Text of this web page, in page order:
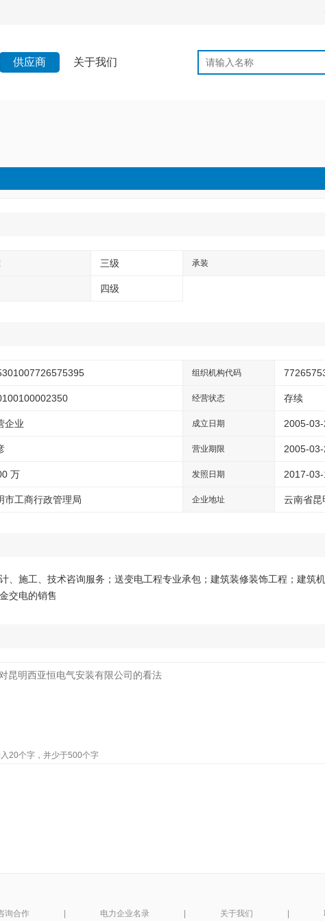
供应商 关于我们
三级 承装
四级
组织机构代码
经营状态 存续
企业 成立日期 2005-03-
营业期限 2005-
万 发照日期 2017-03-
市工商行政管理局 企业地址
、施工、技术咨询服务；送变电工程专业承包；建筑装修装饰工程；建筑
交电的销售
20个字，并少于500个字
询合作 电力企业名录 关于我们